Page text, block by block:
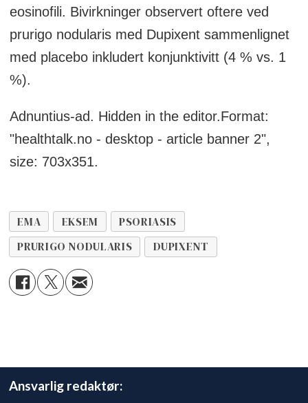
eosinofili. Bivirkninger observert oftere ved
prurigo nodularis med Dupixent sammenlignet
med placebo inkludert konjunktivitt (4 % vs. 1
%).
Adnuntius-ad. Hidden in the editor.Format:
"healthtalk.no - desktop - article banner 2",
size: 703x351.
EMA EKSEM
PSORIASIS
PRURIGO NODULARIS
DUPIXENT
Ansvarlig redaktør: